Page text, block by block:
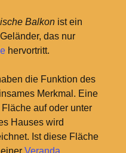
Balkonist ein
das nur
hervortritt.
die Funktion des
Merkmal. Eine
auf oder unter
Hauses wird
Ist diese Fläche